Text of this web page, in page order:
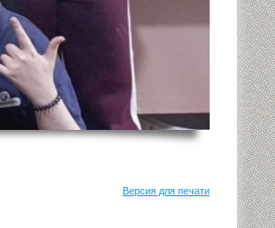
Версия для печати